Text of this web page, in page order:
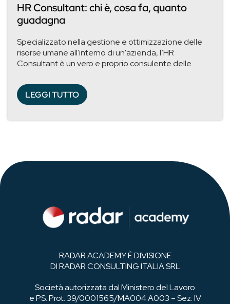
HR Consultant: chi è, cosa fa, quanto
guadagna
Specializzato nella gestione e ottimizzazione delle
risorse umane all'interno di un'azienda, l’HR
Consultant è un vero e proprio consulente delle...
LEGGI TUTTO
RADAR ACADEMY È DIVISIONE
DI RADAR CONSULTING ITALIA SRL
Società autorizzata dal Ministero del Lavoro
e PS. Prot. 39/0001565/MA004.A003 – Sez. IV